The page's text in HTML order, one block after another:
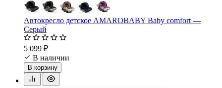
Автокресло детское AMAROBABY Baby comfort —
Серый
5 099 ₽
В наличии
В корзину